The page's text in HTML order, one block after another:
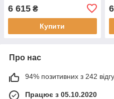
6 615 ₴
Купити
Про нас
94% позитивних з 242
Працює з 05.10.2020